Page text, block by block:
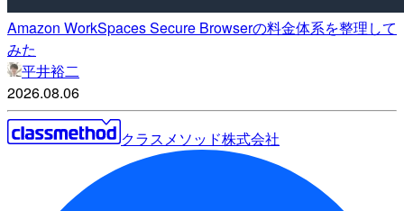
Amazon WorkSpaces Secure Browserの料金体系を整理して
みた
平井裕二
2026.08.06
クラスメソッド株式会社